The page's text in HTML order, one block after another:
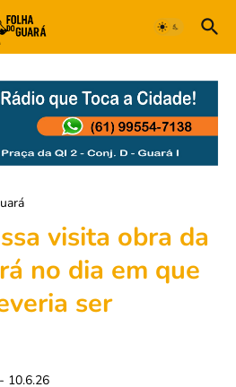
visita obra da
no dia em que
ser
- 10.6.26